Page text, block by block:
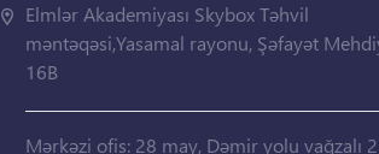
Elmlər Akademiyası Skybox Təhvil
məntəqəsi,Yasamal rayonu, Şəfayət
16B
Mərkəzi ofis: 28 may, Dəmir yolu vağzalı